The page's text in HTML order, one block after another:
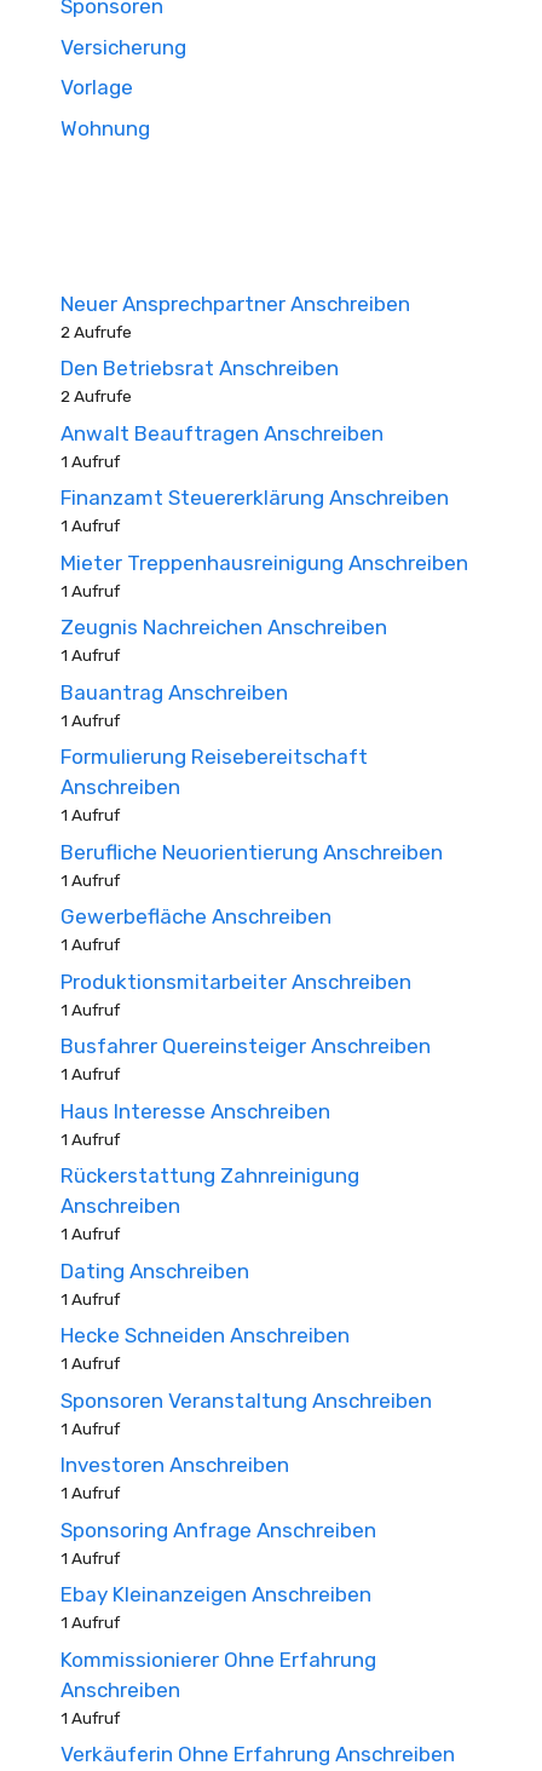
Sponsoren
Versicherung
Vorlage
Wohnung
Neuer Ansprechpartner Anschreiben
2 Aufrufe
Den Betriebsrat Anschreiben
2 Aufrufe
Anwalt Beauftragen Anschreiben
1 Aufruf
Finanzamt Steuererklärung Anschreiben
1 Aufruf
Mieter Treppenhausreinigung Anschreiben
1 Aufruf
Zeugnis Nachreichen Anschreiben
1 Aufruf
Bauantrag Anschreiben
1 Aufruf
Formulierung Reisebereitschaft
Anschreiben
1 Aufruf
Berufliche Neuorientierung Anschreiben
1 Aufruf
Gewerbefläche Anschreiben
1 Aufruf
Produktionsmitarbeiter Anschreiben
1 Aufruf
Busfahrer Quereinsteiger Anschreiben
1 Aufruf
Haus Interesse Anschreiben
1 Aufruf
Rückerstattung Zahnreinigung
Anschreiben
1 Aufruf
Dating Anschreiben
1 Aufruf
Hecke Schneiden Anschreiben
1 Aufruf
Sponsoren Veranstaltung Anschreiben
1 Aufruf
Investoren Anschreiben
1 Aufruf
Sponsoring Anfrage Anschreiben
1 Aufruf
Ebay Kleinanzeigen Anschreiben
1 Aufruf
Kommissionierer Ohne Erfahrung
Anschreiben
1 Aufruf
Verkäuferin Ohne Erfahrung Anschreiben